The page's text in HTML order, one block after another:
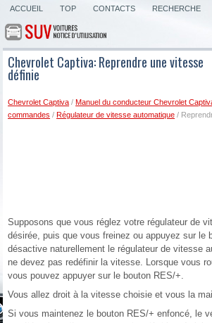
ACCUEIL TOP CONTACTS RECHERCHE
Chevrolet Captiva: Reprendre une vitesse
définie
Chevrolet Captiva /Manuel du conducteur Chevrolet
commandes /Régulateur de vitesse automatique /
Supposons que vous réglez votre régulateur de
désirée, puis que vous freinez ou appuyez sur le
désactive naturellement le régulateur de vitesse
ne devez pas redéfinir la vitesse. Lorsque vous
vous pouvez appuyer sur le bouton RES/+.
Vous allez droit à la vitesse choisie et vous la
Si vous maintenez le bouton RES/+ enfoncé, le